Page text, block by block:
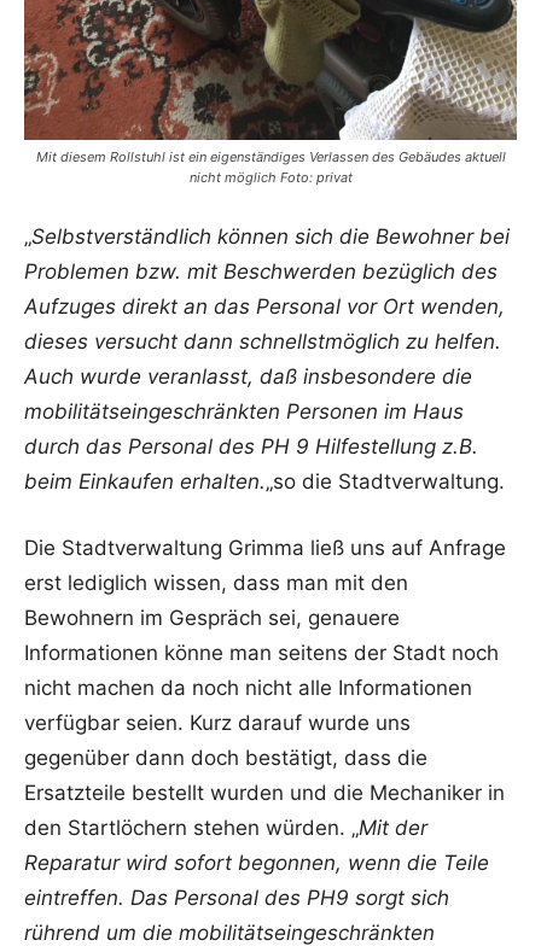
Mit diesem Rollstuhl ist ein eigenständiges Verlassen des Gebäudes aktuell
nicht möglich Foto: privat
„Selbstverständlich können sich die Bewohner bei
Problemen bzw. mit Beschwerden bezüglich des
Aufzuges direkt an das Personal vor Ort wenden,
dieses versucht dann schnellstmöglich zu helfen.
Auch wurde veranlasst, daß insbesondere die
mobilitätseingeschränkten Personen im Haus
durch das Personal des PH 9 Hilfestellung z.B.
beim Einkaufen erhalten.„so die Stadtverwaltung.
Die Stadtverwaltung Grimma ließ uns auf Anfrage
erst lediglich wissen, dass man mit den
Bewohnern im Gespräch sei, genauere
Informationen könne man seitens der Stadt noch
nicht machen da noch nicht alle Informationen
verfügbar seien. Kurz darauf wurde uns
gegenüber dann doch bestätigt, dass die
Ersatzteile bestellt wurden und die Mechaniker in
den Startlöchern stehen würden. „Mit der
Reparatur wird sofort begonnen, wenn die Teile
eintreffen. Das Personal des PH9 sorgt sich
rührend um die mobilitätseingeschränkten